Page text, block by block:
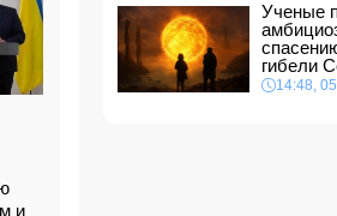
и
16:28, 06.08.2026
Ученые
гибели
14:48,